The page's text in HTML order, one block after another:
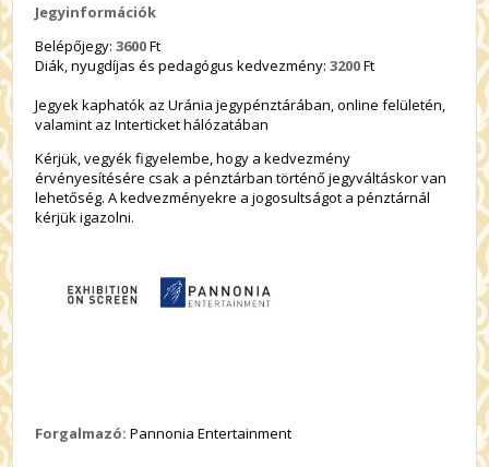
Jegyinformációk
Belépőjegy: 3600Ft
Diák, nyugdíjas és pedagógus kedvezmény:3200Ft
Jegyek kaphatók az Uránia jegypénztárában, online felületén,
valamint az Interticket hálózatában
Kérjük, vegyék figyelembe, hogy a kedvezmény
érvényesítésére csak a pénztárban történő jegyváltáskor van
lehetőség. A kedvezményekre a jogosultságot a pénztárnál
kérjük igazolni.
Forgalmazó: Pannonia Entertainment